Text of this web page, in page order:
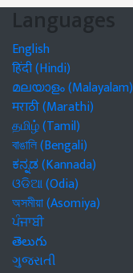
Languages
English
हिंदी (Hindi)
മലയാളം (Malayalam)
मराठी (Marathi)
தமிழ் (Tamil)
বাঙালি (Bengali)
ಕನ್ನಡ (Kannada)
ଓଡିଆ (Odia)
অসমীয়া (Asomiya)
ਪੰਜਾਬੀ
తెలుగు
ગુજરાતી